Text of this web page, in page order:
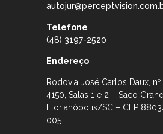
Telefone
(48) 3197-2520
Endereço
Rodovia José Carlos Daux, nº
4150, Salas 1 e 2 – Saco
Florianópolis/SC – CEP
005